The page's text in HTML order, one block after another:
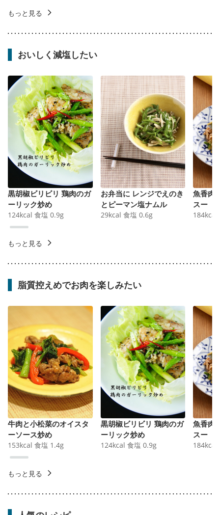
もっと見る
おいしく減塩したい
黒胡椒ビリビリ 鶏肉のガ
ーリック炒め
124kcal 食塩 0.9g
お弁当に レンジでえのき
とピーマン塩ナムル
29kcal 食塩 0.6g
魚香肉
スー
184kcal
もっと見る
脂質控えめでお肉を楽しみたい
牛肉と小松菜のオイスタ
ーソース炒め
153kcal 食塩 1.4g
黒胡椒ビリビリ 鶏肉のガ
ーリック炒め
124kcal 食塩 0.9g
魚香肉
スー
184kcal
もっと見る